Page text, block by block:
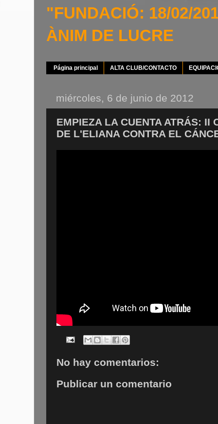
"FUNDACIÓ: 18/02/
ÀNIM DE LUCRE
Página principal ALTA CLUB/CONTACTO
miércoles, 6 de junio de 2012
EMPIEZA LA CUENTA ATRÁS: II
DE L'ELIANA CONTRA EL
No hay comentarios:
Publicar un comentario